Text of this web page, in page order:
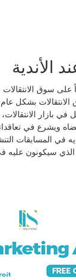
الأندية
الانتقالات بين
بشكل عام،
بازار
ويشرع في
المسابقات
سيكونون عليه